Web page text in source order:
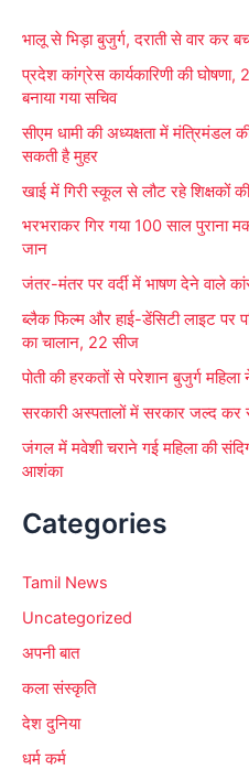
c
h
f
o
भालू से भिड़ा बुजुर्ग, दराती से वार कर
प्रदेश कांग्रेस कार्यकारिणी की
बनाया गया सचिव
सीएम धामी की अध्यक्षता में मंत्रिमंडल
सकती है मुहर
खाई में गिरी स्कूल से लौट रहे शिक्षकों
भरभराकर गिर गया 100 साल पुराना
जान
जंतर-मंतर पर वर्दी में भाषण देने वाले
ब्लैक फिल्म और हाई-डेंसिटी लाइट पर
का चालान, 22 सीज
पोती की हरकतों से परेशान बुजुर्ग
सरकारी अस्पतालों में सरकार जल्द
जंगल में मवेशी चराने गई महिला की
आशंका
Categories
Tamil News
Uncategorized
अपनी बात
कला संस्कृति
देश दुनिया
धर्म कर्म